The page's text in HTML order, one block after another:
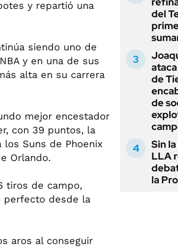
y repartió una
siendo uno de
y en una de sus
alta en su carrera
mejor encestador
con 39 puntos, la
Suns de Phoenix
Orlando.
tiros de campo,
perfecto desde la
aros al conseguir
del
de
de
Sin
LLA
la